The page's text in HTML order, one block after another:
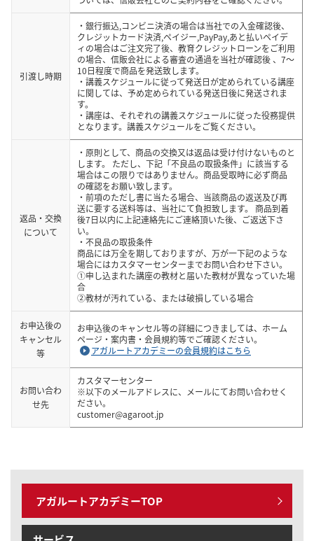
引渡し時期
・銀行振込,コンビニ決済の場合は当社での入金確認後、
クレジットカード決済,ペイジー,PayPay,あと払いペイデ
ィの場合はご注文完了後、教育クレジットローンをご利用
の場合、信販会社による審査の通過を当社が確認後 、7～
10日程度で商品を発送致します。
・講義スケジュールに従って発送日が定められている講座
に関しては、予め定められている発送日後に発送されま
す。
・講座は、それぞれの講義スケジュールに従った役務提供
となります。講義スケジュールをご覧ください。
返品・交換
について
・原則として、商品の交換又は返品は受け付けないものと
します。 ただし、下記「不良品の取扱条件」に該当する
場合はこの限りではありません。商品受取時に必ず商品
の確認をお願い致します。
・前項のただし書に当たる場合、当該商品の返送及び再
送に要する送料等は、当社にて負担致します。 商品到着
後7日以内に上記連絡先にご連絡頂いた後、ご返送下さ
い。
・不良品の取扱条件
商品には万全を期しておりますが、万が一下記のような
場合にはカスタマーセンターまでお問い合わせ下さい。
①申し込まれた講座の教材と届いた教材が異なっていた場
合
②教材が汚れている、または破損している場合
お申込後の
キャンセル
等
お申込後のキャンセル等の詳細につきましては、ホーム
ページ・案内書・会員規約等でご確認ください。
アガルートアカデミーの会員規約はこちら
お問い合わ
せ先
カスタマーセンター
※以下のメールアドレスに、メールにてお問い合わせく
ださい。
customer@agaroot.jp
アガルートアカデミーTOP